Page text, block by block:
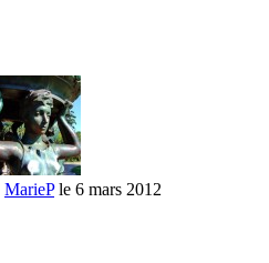
MariePle 6 mars 2012